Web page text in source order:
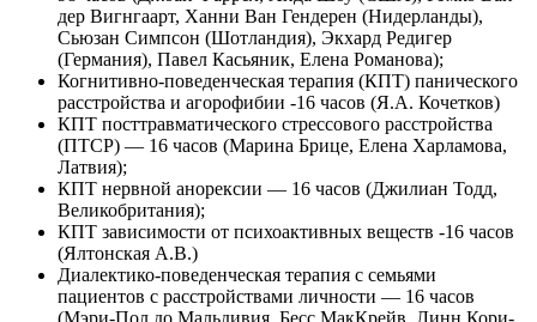
дер Вигнгаарт, Ханни Ван Гендерен (Нидерланды),
Сьюзан Симпсон (Шотландия), Экхард Редигер
(Германия), Павел Касьяник, Елена Романова);
Когнитивно-поведенческая терапия (КПТ) панического
расстройства и агорофибии -16 часов (Я.А. Кочетков)
КПТ посттравматического стрессового расстройства
(ПТСР) — 16 часов (Марина Брице, Елена Харламова,
Латвия);
КПТ нервной анорексии — 16 часов (Джилиан Тодд,
Великобритания);
КПТ зависимости от психоактивных веществ -16 часов
(Ялтонская А.В.)
Диалектико-поведенческая терапия с семьями
пациентов с расстройствами личности — 16 часов